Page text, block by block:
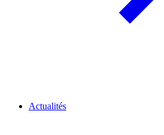
Actualités